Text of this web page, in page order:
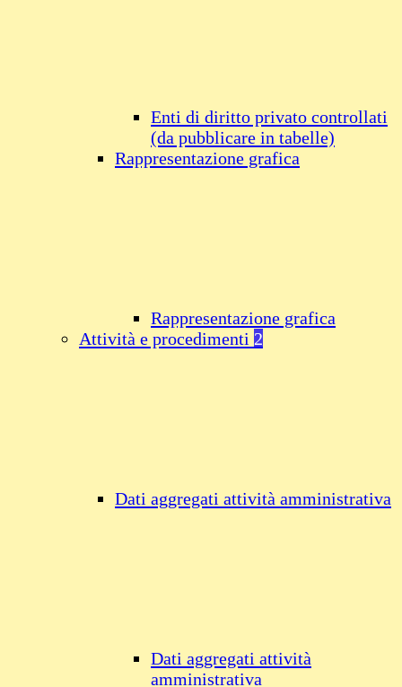
Enti di diritto privato controllati
(da pubblicare in tabelle)
Rappresentazione grafica
Rappresentazione grafica
Attività e procedimenti 2
Dati aggregati attività amministrativa
Dati aggregati attività
amministrativa